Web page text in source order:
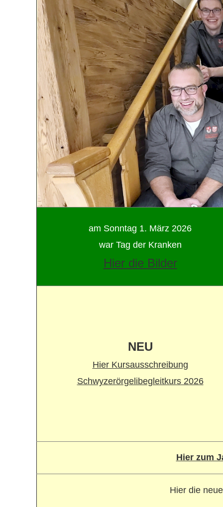
am Sonntag 1. März 2026
war Tag der Kranken
Hier die Bilder
NEU
Hier Kursausschreibung
Schwyzerörgelibegleitkurs 2026
Hier zum
Hier die